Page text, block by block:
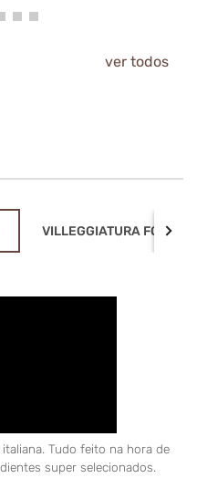
Eles sabem
dente quando
as nossas!
ver todos
VILLEGGIATURA FONDUE
Tudo feito na hora de
super selecionados.